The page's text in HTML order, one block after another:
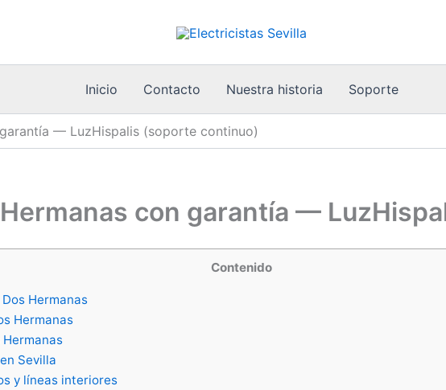
Inicio Contacto Nuestra historia Soporte
— LuzHispalis (soporte continuo)
con garantía —
Contenido
Hermanas
Hermanas
Sevilla
y líneas interiores